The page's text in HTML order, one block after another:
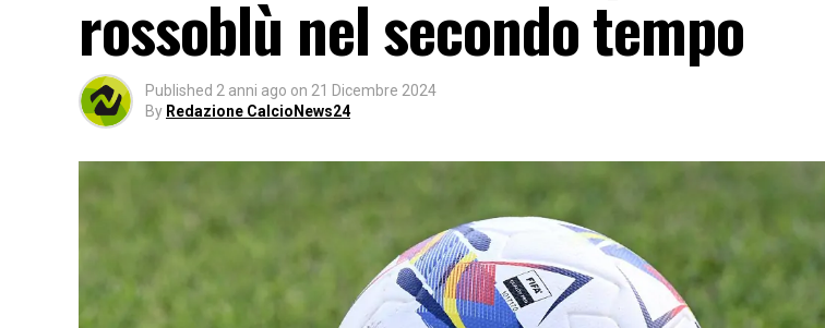
rossoblù nel secondo tempo
Published 2 anni ago on 21 Dicembre 2024
By Redazione CalcioNews24